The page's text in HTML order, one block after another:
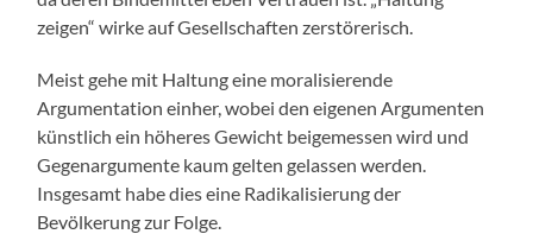
zeigen“ wirke auf Gesellschaften zerstörerisch.
Meist gehe mit Haltung eine moralisierende
Argumentation einher, wobei den eigenen Argumenten
künstlich ein höheres Gewicht beigemessen wird und
Gegenargumente kaum gelten gelassen werden.
Insgesamt habe dies eine Radikalisierung der
Bevölkerung zur Folge.